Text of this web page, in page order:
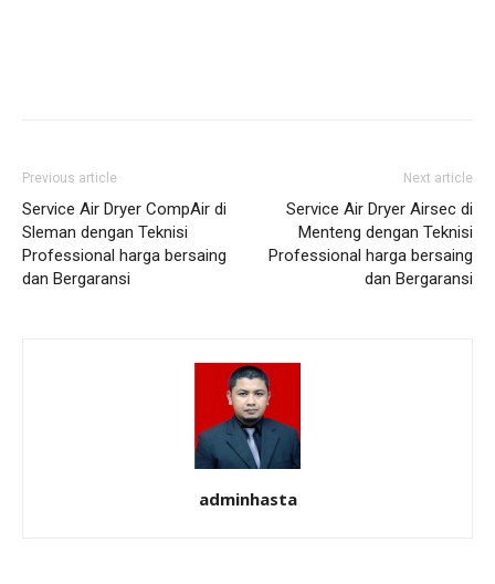
Previous article
Service Air Dryer CompAir di
Sleman dengan Teknisi
Professional harga bersaing
dan Bergaransi
Next article
Service Air Dryer Airsec di
Menteng dengan Teknisi
Professional harga bersaing
dan Bergaransi
adminhasta